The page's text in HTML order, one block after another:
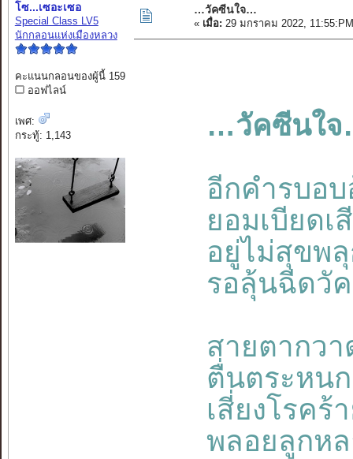
โซ...เซอะเซอ
Special Class LV5
นักกลอนแห่งเมืองหลวง
คะแนนกลอนของผู้นี้ 159
ออฟไลน์
เพศ:
กระทู้: 1,143
…วัคซีนใจ…
« เมื่อ: 29 มกราคม 2022,
…วัคซีนใ
อีกคำรบอ
ยอมเบียดเ
อยู่ไม่สุขพ
รอลุ้นฉีดวั
สายตากว
ตื่นตระหน
เสี่ยงโรคร้
พลอยลูกห